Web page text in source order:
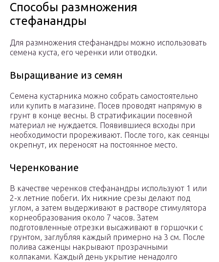
Способы размножения
стефанандры
Для размножения стефанандры можно использовать
семена куста, его черенки или отводки.
Выращивание из семян
Семена кустарника можно собрать самостоятельно
или купить в магазине. Посев проводят напрямую в
грунт в конце весны. В стратификации посевной
материал не нуждается. Появившиеся всходы при
необходимости прореживают. После того, как сеянцы
окрепнут, их переносят на постоянное место.
Черенкование
В качестве черенков стефанандры используют 1 или
2-х летние побеги. Их нижние срезы делают под
углом, а затем выдерживают в растворе стимулятора
корнеобразования около 7 часов. Затем
подготовленные отрезки высаживают в горшочки с
грунтом, заглубляя каждый примерно на 3 см. После
полива саженцы накрывают прозрачными
колпаками. Каждый день укрытие ненадолго